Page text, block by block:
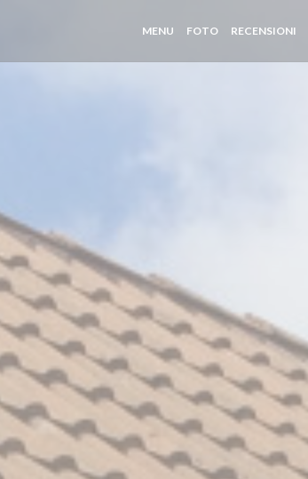
MENU FOTO RECENSIONI